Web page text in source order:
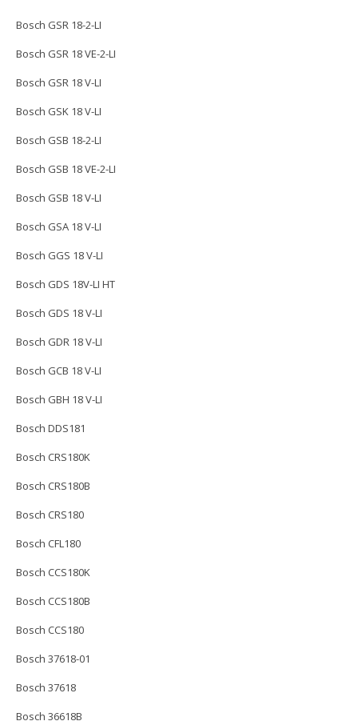
Bosch GSR 18-2-LI
Bosch GSR 18 VE-2-LI
Bosch GSR 18 V-LI
Bosch GSK 18 V-LI
Bosch GSB 18-2-LI
Bosch GSB 18 VE-2-LI
Bosch GSB 18 V-LI
Bosch GSA 18 V-LI
Bosch GGS 18 V-LI
Bosch GDS 18V-LI HT
Bosch GDS 18 V-LI
Bosch GDR 18 V-LI
Bosch GCB 18 V-LI
Bosch GBH 18 V-LI
Bosch DDS181
Bosch CRS180K
Bosch CRS180B
Bosch CRS180
Bosch CFL180
Bosch CCS180K
Bosch CCS180B
Bosch CCS180
Bosch 37618-01
Bosch 37618
Bosch 36618B